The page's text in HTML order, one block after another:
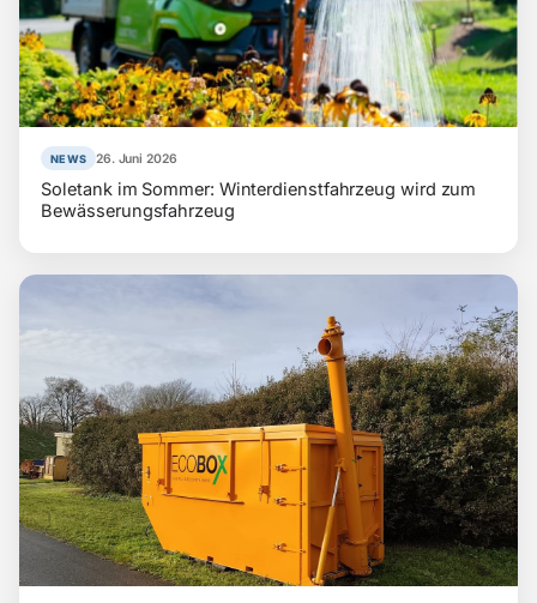
NEWS 26. Juni 2026
Soletank im Sommer: Winterdienstfahrzeug wird zum
Bewässerungsfahrzeug